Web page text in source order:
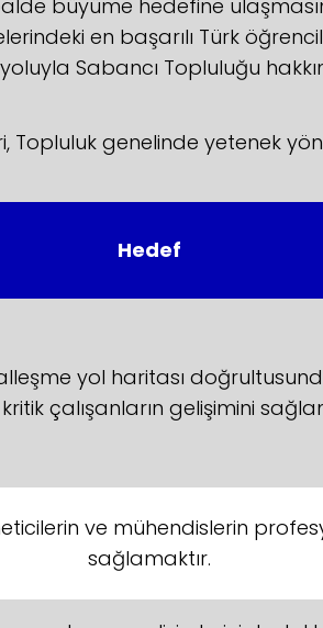
büyüme hedefine
en başarılı Türk
Sabancı Topluluğu
genelinde yetenek
Hedef
yol haritası
çalışanların gelişimini
ve mühendislerin
sağlamaktır.